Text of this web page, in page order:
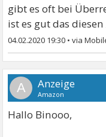
gibt es oft bei
ist es gut das
04.02.2020 19:30 •
A
Hallo Binooo,